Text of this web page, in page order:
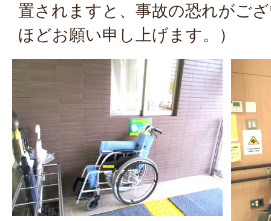
置されますと、事故の恐れがご
ほどお願い申し上げます。）